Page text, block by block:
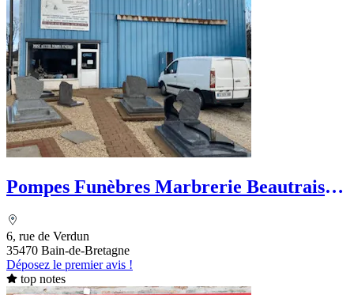
Pompes Funèbres Marbrerie Beautrais-
6, rue de Verdun
35470 Bain-de-Bretagne
Déposez le premier avis !
top notes